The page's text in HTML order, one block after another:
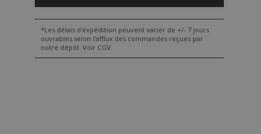
*Les délais d'expédition peuvent varier de +/- 7 jours
ouvrables selon l'afflux des commandes reçues par
notre dépôt. Voir CGV.